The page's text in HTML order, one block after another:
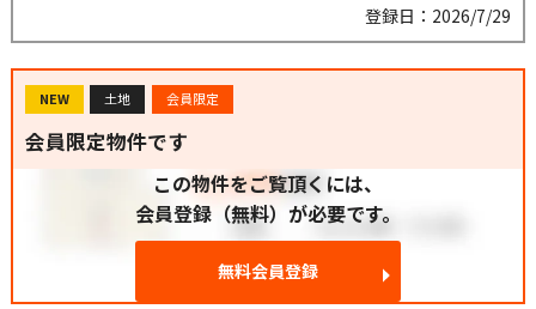
登録日：2026/7/29
NEW 土地 会員限定
会員限定物件です
この物件をご覧頂くには、
会員登録（無料）が必要です。
無料会員登録